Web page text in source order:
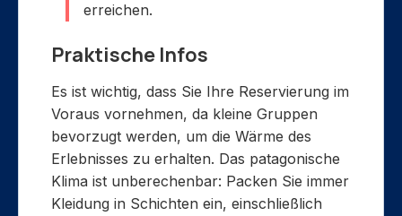
erreichen.
Praktische Infos
Es ist wichtig, dass Sie Ihre Reservierung im
Voraus vornehmen, da kleine Gruppen
bevorzugt werden, um die Wärme des
Erlebnisses zu erhalten. Das patagonische
Klima ist unberechenbar: Packen Sie immer
Kleidung in Schichten ein, einschließlich